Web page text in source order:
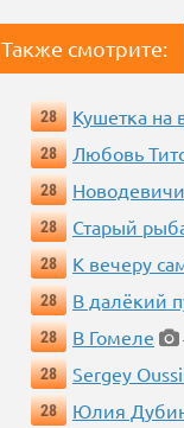
Также смотрите:
28 Кушетка на
28
Любовь
28
28
Старый
28
К вечеру
28
В далёкий
28
В Гомеле
28
Sergey
28
Юлия